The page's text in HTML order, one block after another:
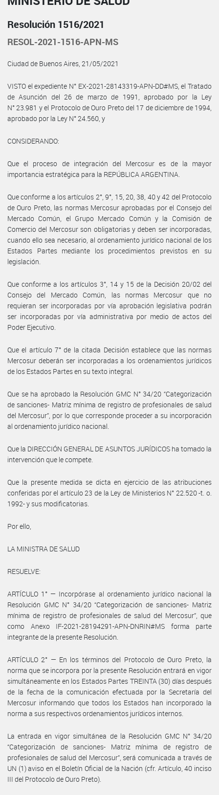
Resolución 1516/2021
RESOL-2021-1516-APN-MS
Ciudad de Buenos Aires, 21/05/2021
VISTO el expediente N° EX-2021-28143319-APN-DD#MS, el Tratado
de Asunción del 26 de marzo de 1991, aprobado por la Ley
N° 23.981 y el Protocolo de Ouro Preto del 17 de diciembre de 1994,
aprobado por la Ley N° 24.560, y
CONSIDERANDO:
Que el proceso de integración del Mercosur es de la mayor
importancia estratégica para la REPÚBLICA ARGENTINA.
Que conforme a los artículos 2°, 9°, 15, 20, 38, 40 y 42 del Protocolo
de Ouro Preto, las normas Mercosur aprobadas por el Consejo del
Mercado Común, el Grupo Mercado Común y la Comisión de
Comercio del Mercosur son obligatorias y deben ser incorporadas,
cuando ello sea necesario, al ordenamiento jurídico nacional de los
Estados Partes mediante los procedimientos previstos en su
legislación.
Que conforme a los artículos 3°, 14 y 15 de la Decisión 20/02 del
Consejo del Mercado Común, las normas Mercosur que no
requieran ser incorporadas por vía aprobación legislativa podrán
ser incorporadas por vía administrativa por medio de actos del
Poder Ejecutivo.
Que el artículo 7° de la citada Decisión establece que las normas
Mercosur deberán ser incorporadas a los ordenamientos jurídicos
de los Estados Partes en su texto integral.
Que se ha aprobado la Resolución GMC N° 34/20 “Categorización
de sanciones- Matriz mínima de registro de profesionales de salud
del Mercosur”, por lo que corresponde proceder a su incorporación
al ordenamiento jurídico nacional.
Que la DIRECCIÓN GENERAL DE ASUNTOS JURÍDICOS ha tomado la
intervención que le compete.
Que la presente medida se dicta en ejercicio de las atribuciones
conferidas por el artículo 23 de la Ley de Ministerios N° 22.520 -t. o.
1992- y sus modificatorias.
Por ello,
LA MINISTRA DE SALUD
RESUELVE:
ARTÍCULO 1° — Incorpórase al ordenamiento jurídico nacional la
Resolución GMC N° 34/20 “Categorización de sanciones- Matriz
mínima de registro de profesionales de salud del Mercosur”, que
como Anexo IF-2021-28194291-APN-DNRIN#MS forma parte
integrante de la presente Resolución.
ARTÍCULO 2° — En los términos del Protocolo de Ouro Preto, la
norma que se incorpora por la presente Resolución entrará en vigor
simultáneamente en los Estados Partes TREINTA (30) días después
de la fecha de la comunicación efectuada por la Secretaría del
Mercosur informando que todos los Estados han incorporado la
norma a sus respectivos ordenamientos jurídicos internos.
La entrada en vigor simultánea de la Resolución GMC N° 34/20
“Categorización de sanciones- Matriz mínima de registro de
profesionales de salud del Mercosur”, será comunicada a través de
UN (1) aviso en el Boletín Oficial de la Nación (cfr. Artículo, 40 inciso
III del Protocolo de Ouro Preto).